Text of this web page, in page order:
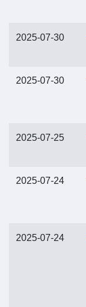
2025-07-30
2025-07-30
2025-07-25
2025-07-24
2025-07-24